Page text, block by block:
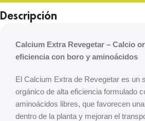
Descripción
Calcium Extra Revegetar – Calcio
eficiencia con boro y aminoácidos
El Calcium Extra de Revegetar es un
orgánico de alta eficiencia formulado
aminoácidos libres, que favorecen
dentro de la planta y mejoran el